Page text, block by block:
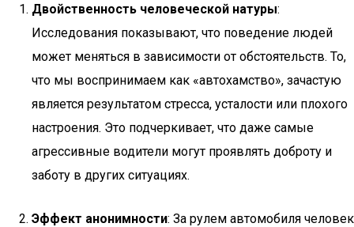
Двойственность человеческой натуры:
Исследования показывают, что поведение людей
может меняться в зависимости от обстоятельств. То,
что мы воспринимаем как «автохамство», зачастую
является результатом стресса, усталости или плохого
настроения. Это подчеркивает, что даже самые
агрессивные водители могут проявлять доброту и
заботу в других ситуациях.
Эффект анонимности: За рулем автомобиля человек